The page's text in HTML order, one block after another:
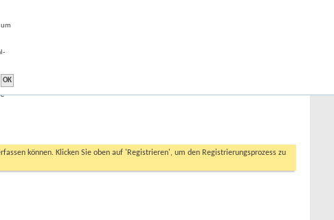
können. Klicken Sie oben auf 'Registrieren', um den Registrierungsprozess zu